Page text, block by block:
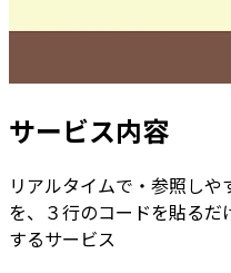
サービス内容
リアルタイムで・参照し
を、３行のコードを貼る
するサービス